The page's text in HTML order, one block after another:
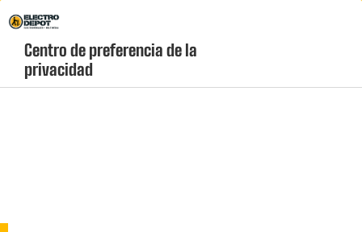
Menú
geolocation-header-icon-text
account
Centro de preferencia de la
privacidad